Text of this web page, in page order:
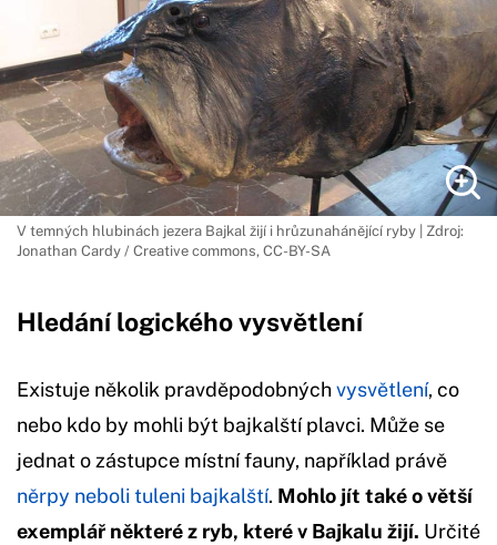
V temných hlubinách jezera Bajkal žijí i hrůzunahánějící ryby | Zdroj:
Jonathan Cardy / Creative commons, CC-BY-SA
Hledání logického vysvětlení
Existuje několik pravděpodobnýchvysvětlení, co
nebo kdo by mohli být bajkalští plavci. Může se
jednat o zástupce místní fauny, například právě
něrpy neboli tuleni bajkalští. Mohlo jít také o větší
exemplář některé z ryb, které v Bajkalu žijí. Určité